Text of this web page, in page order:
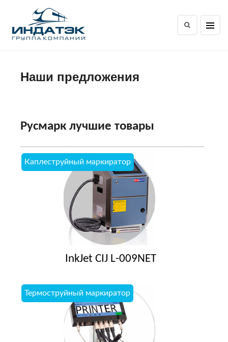
Наши предложения
Русмарк лучшие товары
Каплеструйный маркиратор
InkJet CIJ L-009NET
Термоструйный маркиратор